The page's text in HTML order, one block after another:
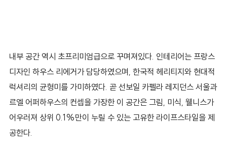
내부 공간 역시 초프리미엄급으로 꾸며져있다. 인테리어는 프랑스
디자인 하우스 리에거가 담당하였으며, 한국적 헤리티지와 현대적
럭셔리의 균형미를 가미하였다. 곧 선보일 카펠라 레지던스 서울과
르엘 어퍼하우스의 컨셉을 가장한 이 공간은 그림, 미식, 웰니스가
어우러져 상위 0.1%만이 누릴 수 있는 고유한 라이프스타일을 제
공한다.